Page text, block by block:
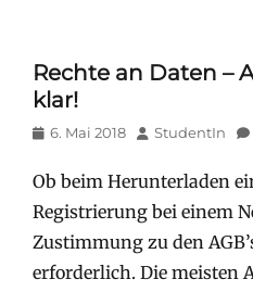
Rechte an Daten –
klar!
Posted
6. Mai 2018 Author
StudentIn
Ob beim Herunterladen
Registrierung bei einem
Zustimmung zu den
erforderlich. Die meisten